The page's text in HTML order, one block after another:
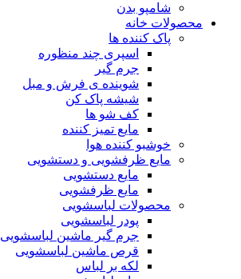
شامپو بدن
محصولات خانه
پاک کننده ها
اسپری چند منظوره
جرم گیر
شوینده ی فرش و مبل
شیشه پاک کن
کف شو ها
مایع تمیز کننده
خوشبو کننده هوا
مایع ظرفشویی و دستشویی
مایع دستشویی
مایع ظرفشویی
محصولات لباسشویی
پودر لباسشویی
جرم گیر ماشین لباسشویی
قرص ماشین لباسشویی
لکه بر لباس